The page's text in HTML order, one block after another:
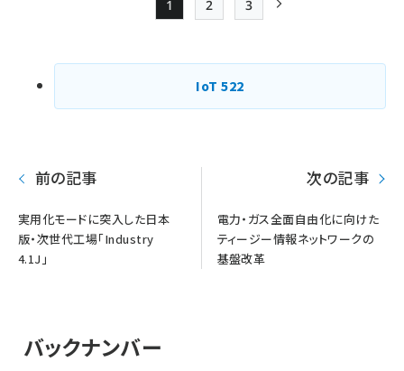
ジ
送
Page
1
Page
2
Page
3
IoT522
前の記事
実用化モードに突入した日本
版・次世代工場「Industry
4.1J」
次の記事
電力・ガス全面自由化に向けた
ティージー情報ネットワークの
基盤改革
バックナンバー